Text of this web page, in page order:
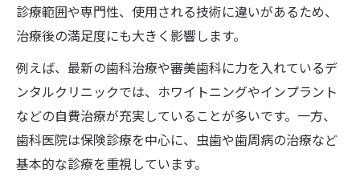
審美歯科に強いデンタルクリニックの選び
歯科で叶う見た目改善と口元のトータルケ
ア
歯を白くする最新治療とクリニック選びの
ポイント
診療範囲や専門性、使用される技術に違いがあるため、
治療後の満足度にも大きく影響します。
例えば、最新の歯科治療や審美歯科に力を入れているデ
ンタルクリニックでは、ホワイトニングやインプラント
などの自費治療が充実していることが多いです。一方、
歯科医院は保険診療を中心に、虫歯や歯周病の治療など
基本的な診療を重視しています。